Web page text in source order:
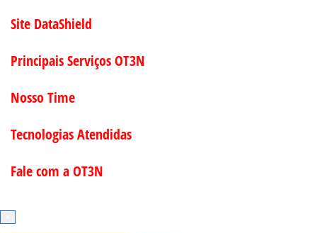
Site DataShield
Principais Serviços OT3N
Nosso Time
Tecnologias Atendidas
Fale com a OT3N